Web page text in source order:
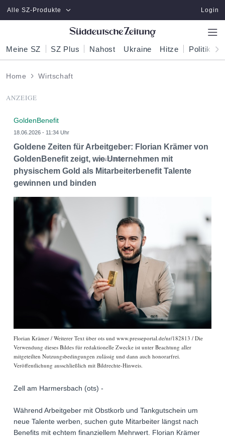
Zum Hauptinhalt springen
Alle SZ-Produkte Login
Meine SZ SZ Plus Nahost Ukraine Hitze Politik
Home Wirtschaft
ANZEIGE
GoldenBenefit
18.06.2026 - 11:34 Uhr
Goldene Zeiten für Arbeitgeber: Florian Krämer von
GoldenBenefit zeigt, wie Unternehmen mit
physischem Gold als Mitarbeiterbenefit Talente
gewinnen und binden
Florian Krämer / Weiterer Text über ots und www.presseportal.de/nr/182813 / Die
Verwendung dieses Bildes für redaktionelle Zwecke ist unter Beachtung aller
mitgeteilten Nutzungsbedingungen zulässig und dann auch honorarfrei.
Veröffentlichung ausschließlich mit Bildrechte-Hinweis.
Zell am Harmersbach (ots) -
Während Arbeitgeber mit Obstkorb und Tankgutschein um
neue Talente werben, suchen gute Mitarbeiter längst nach
Benefits mit echtem finanziellem Mehrwert. Florian Krämer